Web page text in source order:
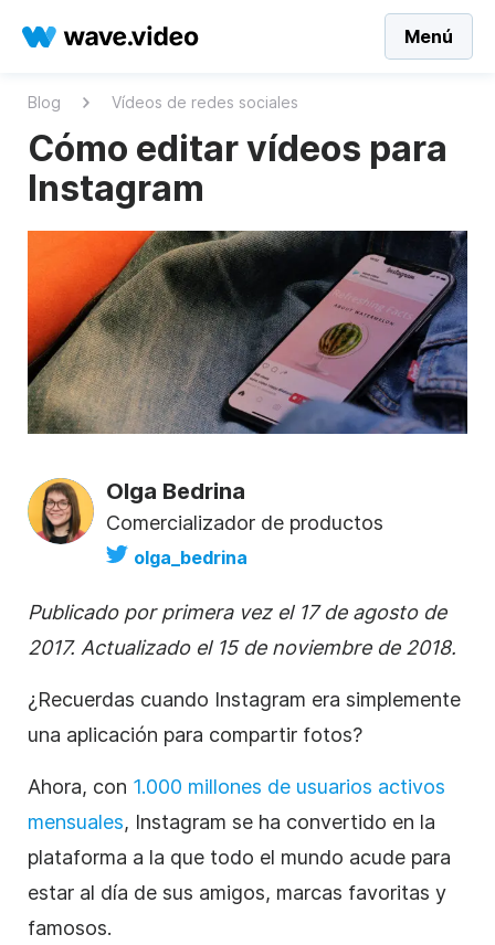
Menú
Blog Vídeos de redes sociales
Cómo editar vídeos para
Instagram
Olga Bedrina
Comercializador de productos
olga_bedrina
Publicado por primera vez el 17 de agosto de
2017. Actualizado el 15 de noviembre de 2018.
¿Recuerdas cuando Instagram era simplemente
una aplicación para compartir fotos?
Ahora, con 1.000 millones de usuarios activos
mensuales, Instagram se ha convertido en la
plataforma a la que todo el mundo acude para
estar al día de sus amigos, marcas favoritas y
famosos.